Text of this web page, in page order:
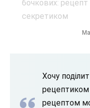
Хочу
рецептиком
рецептом